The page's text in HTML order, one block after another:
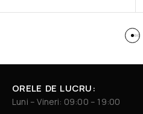
ORELE DE LUCRU:
Luni – Vineri: 09:00 – 19:00